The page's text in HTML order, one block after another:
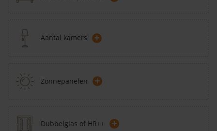
Aantal kamers +
Zonnepanelen +
Dubbelglas of HR++ +